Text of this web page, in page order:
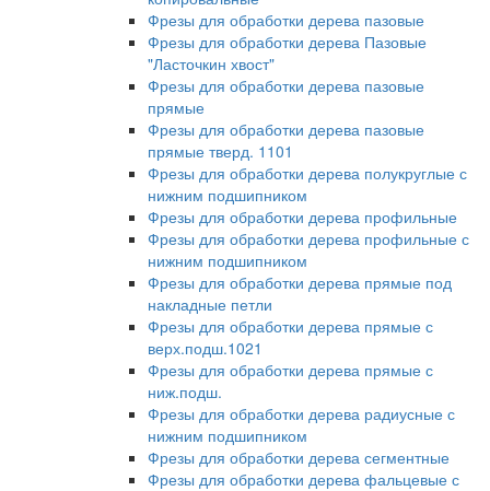
Фрезы для обработки дерева пазовые
Фрезы для обработки дерева Пазовые
"Ласточкин хвост"
Фрезы для обработки дерева пазовые
прямые
Фрезы для обработки дерева пазовые
прямые тверд. 1101
Фрезы для обработки дерева полукруглые с
нижним подшипником
Фрезы для обработки дерева профильные
Фрезы для обработки дерева профильные с
нижним подшипником
Фрезы для обработки дерева прямые под
накладные петли
Фрезы для обработки дерева прямые с
верх.подш.1021
Фрезы для обработки дерева прямые с
ниж.подш.
Фрезы для обработки дерева радиусные с
нижним подшипником
Фрезы для обработки дерева сегментные
Фрезы для обработки дерева фальцевые с